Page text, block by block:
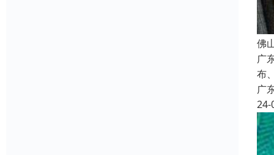
佛
广
布
广
24-